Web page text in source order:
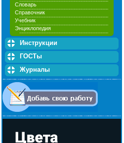
Словарь
Справочник
Учебник
Энциклопедия
Инструкции
ГОСТы
Журналы